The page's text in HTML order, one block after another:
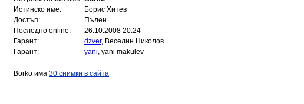
Истинско име:
Борис Хитев
Достъп:
Пълен
Последно online:
26.10.2008 20:24
Гарант:
dzver, Веселин Николов
Гарант:
yani, yani makulev
Borko има 30 снимки в сайта